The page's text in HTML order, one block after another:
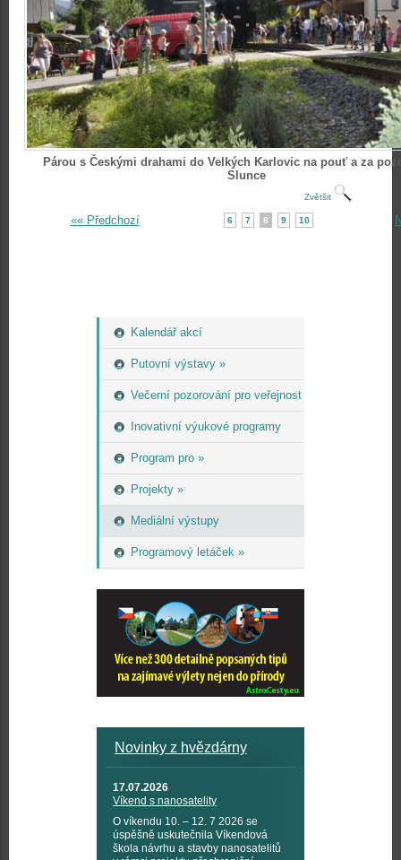
Kalendář akcí
Putovní výstavy »
Večerní pozorování pro veřejnost
Inovativní výukové programy
Program pro »
Projekty »
Mediální výstupy
Programový letáček »
Novinky z hvězdárny
17.07.2026
Víkend s nanosatelity
O víkendu 10. – 12. 7 2026 se
úspěšně uskutečnila Víkendová
škola návrhu a stavby nanosatelitů
Párou s Českými drahami do Velkých Karlovic na pouť a za
Slunce
Zvětšit
«« Předchozí 6 7 8 9 10